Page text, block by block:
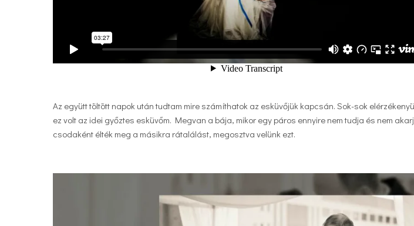
Az együtt töltött napok után tudtam mire számíthatok az esküvőjük kapcsán. Sok-sok
ez volt az idei győztes esküvőm. Megvan a bája, mikor egy páros ennyire nem tudja és nem
csodaként élték meg a másikra rátalálást, megosztva velünk ezt.